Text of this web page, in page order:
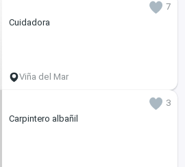
7
Cuidadora
Viña del Mar
3
Carpintero albañil